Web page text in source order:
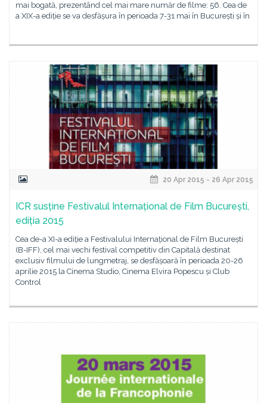
mai bogată, prezentând cel mai mare număr de filme: 56. Cea de
a XIX-a ediție se va desfășura în perioada 7-31 mai în București și în
20 Apr 2015 - 26 Apr 2015
ICR susține Festivalul Internațional de Film București,
ediția 2015
Cea de-a XI-a ediție a Festivalului Internațional de Film București
(B-IFF), cel mai vechi festival competitiv din Capitală destinat
exclusiv filmului de lungmetraj, se desfășoară în perioada 20-26
aprilie 2015 la Cinema Studio, Cinema Elvira Popescu și Club
Control